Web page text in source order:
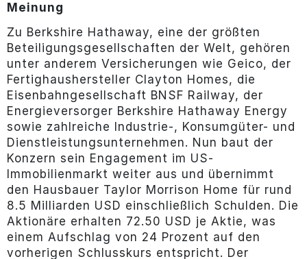
Meinung
Zu Berkshire Hathaway, eine der größten
Beteiligungsgesellschaften der Welt, gehören
unter anderem Versicherungen wie Geico, der
Fertighaushersteller Clayton Homes, die
Eisenbahngesellschaft BNSF Railway, der
Energieversorger Berkshire Hathaway Energy
sowie zahlreiche Industrie-, Konsumgüter- und
Dienstleistungsunternehmen. Nun baut der
Konzern sein Engagement im US-
Immobilienmarkt weiter aus und übernimmt
den Hausbauer Taylor Morrison Home für rund
8.5 Milliarden USD einschließlich Schulden. Die
Aktionäre erhalten 72.50 USD je Aktie, was
einem Aufschlag von 24 Prozent auf den
vorherigen Schlusskurs entspricht. Der